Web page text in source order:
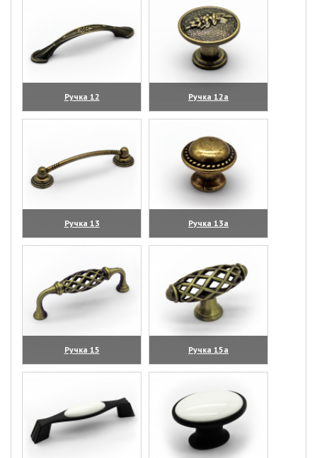
Ручка 12
(увеличить)
Ручка 12а
(увеличить)
Ручка 13
(увеличить)
Ручка 13а
(увеличить)
Ручка 15
(увеличить)
Ручка 15а
(увеличить)